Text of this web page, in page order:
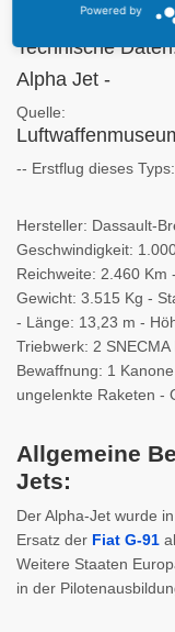
Technische
Alpha Jet -
Quelle:
-- Erstflug dieses
Hersteller: Dassault-
Geschwindigkeit:
Reichweite: 2.460 Km
Gewicht: 3.515 Kg -
- Länge: 13,23 m -
Triebwerk: 2
Bewaffnung: 1
ungelenkte Raketen -
Allgemeine
Jets:
Der Alpha-Jet wurde
Ersatz der Fiat G-91
Weitere Staaten
in der
Powered by